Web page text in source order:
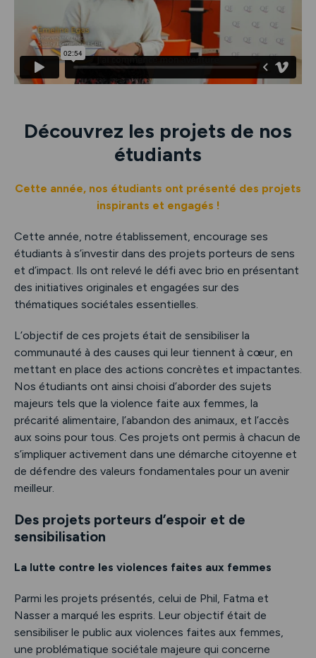
Découvrez les projets de nos
étudiants
Cette année, nos étudiants ont présenté des projets
inspirants et engagés !
Cette année, notre établissement, encourage ses
étudiants à s’investir dans des projets porteurs de sens
et d’impact. Ils ont relevé le défi avec brio en présentant
des initiatives originales et engagées sur des
thématiques sociétales essentielles.
L’objectif de ces projets était de sensibiliser la
communauté à des causes qui leur tiennent à cœur, en
mettant en place des actions concrètes et impactantes.
Nos étudiants ont ainsi choisi d’aborder des sujets
majeurs tels que la violence faite aux femmes, la
précarité alimentaire, l’abandon des animaux, et l’accès
aux soins pour tous. Ces projets ont permis à chacun de
s’impliquer activement dans une démarche citoyenne et
de défendre des valeurs fondamentales pour un avenir
meilleur.
Des projets porteurs d’espoir et de
sensibilisation
La lutte contre les violences faites aux femmes
Parmi les projets présentés, celui de Phil, Fatma et
Nasser a marqué les esprits. Leur objectif était de
sensibiliser le public aux violences faites aux femmes,
une problématique sociétale majeure qui concerne